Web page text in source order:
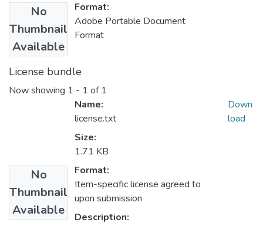
No
Thumbnail
Available
Format:
Adobe Portable Document
Format
License bundle
Now showing 1 - 1 of 1
No
Thumbnail
Available
Name:
license.txt
Size:
1.71 KB
Format:
Item-specific license agreed to
upon submission
Description:
Down
load